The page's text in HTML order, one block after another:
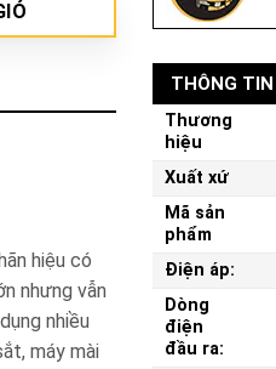
hiệu có
nhưng vẫn
nhiều
máy mài
THÔNG
Thương
hiệu
Xuất xứ
Mã sản
phẩm
Điện áp:
Dòng
điện
đầu ra: